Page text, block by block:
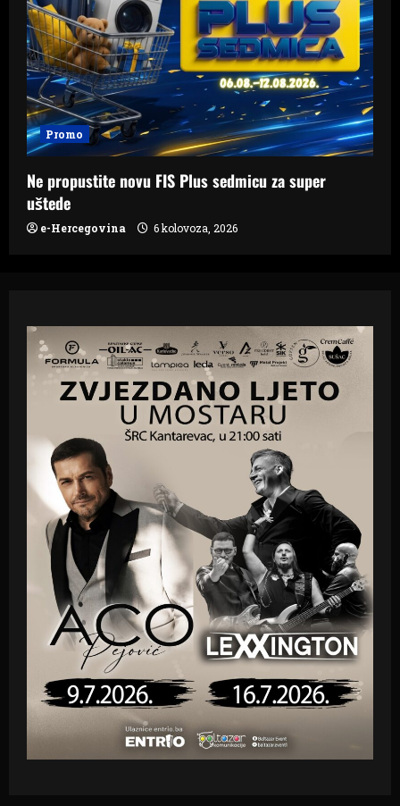
Promo
Ne propustite novu FIS Plus sedmicu za super
uštede
e-Hercegovina 6 kolovoza, 2026